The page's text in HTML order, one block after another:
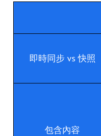
即時同步 vs 快照
包含內容